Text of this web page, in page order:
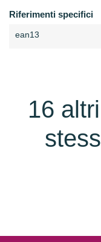
Riferimenti specifici
ean13
16